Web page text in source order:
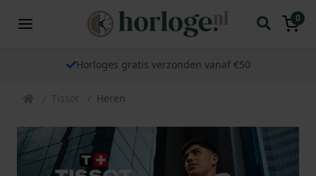
0
Horloges gratis verzonden vanaf €50
Tissot Heren